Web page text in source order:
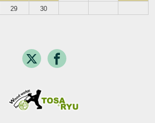
29 30